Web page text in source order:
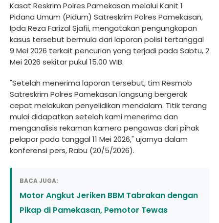
Kasat Reskrim Polres Pamekasan melalui Kanit 1
Pidana Umum (Pidum) Satreskrim Polres Pamekasan,
Ipda Reza Farizal Sjafii, mengatakan pengungkapan
kasus tersebut bermula dari laporan polisi tertanggal
9 Mei 2026 terkait pencurian yang terjadi pada Sabtu, 2
Mei 2026 sekitar pukul 15.00 WIB.
"Setelah menerima laporan tersebut, tim Resmob
Satreskrim Polres Pamekasan langsung bergerak
cepat melakukan penyelidikan mendalam. Titik terang
mulai didapatkan setelah kami menerima dan
menganalisis rekaman kamera pengawas dari pihak
pelapor pada tanggal 11 Mei 2026," ujarnya dalam
konferensi pers, Rabu (20/5/2026).
BACA JUGA:
Motor Angkut Jeriken BBM Tabrakan dengan
Pikap di Pamekasan, Pemotor Tewas